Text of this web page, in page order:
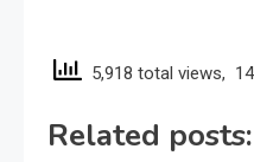
5,918 total views,
Related posts: